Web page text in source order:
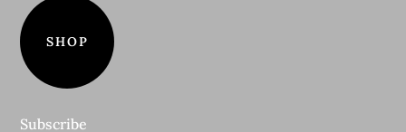
SHOP
Subscribe